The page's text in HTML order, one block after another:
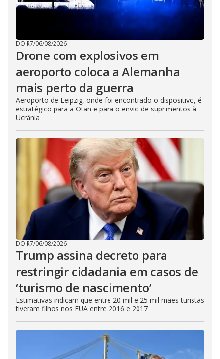
DO R7/06/08/2026
Drone com explosivos em
aeroporto coloca a Alemanha
mais perto da guerra
Aeroporto de Leipzig, onde foi encontrado o dispositivo, é
estratégico para a Otan e para o envio de suprimentos à
Ucrânia
DO R7/06/08/2026
Trump assina decreto para
restringir cidadania em casos de
‘turismo de nascimento’
Estimativas indicam que entre 20 mil e 25 mil mães turistas
tiveram filhos nos EUA entre 2016 e 2017